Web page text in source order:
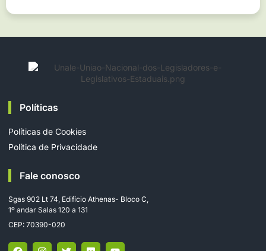
Políticas
Políticas de Cookies
Política de Privacidade
Fale conosco
Sgas 902 Lt 74, Edifício Athenas- Bloco C,
1º andar Salas 120 a 131
CEP: 70390-020